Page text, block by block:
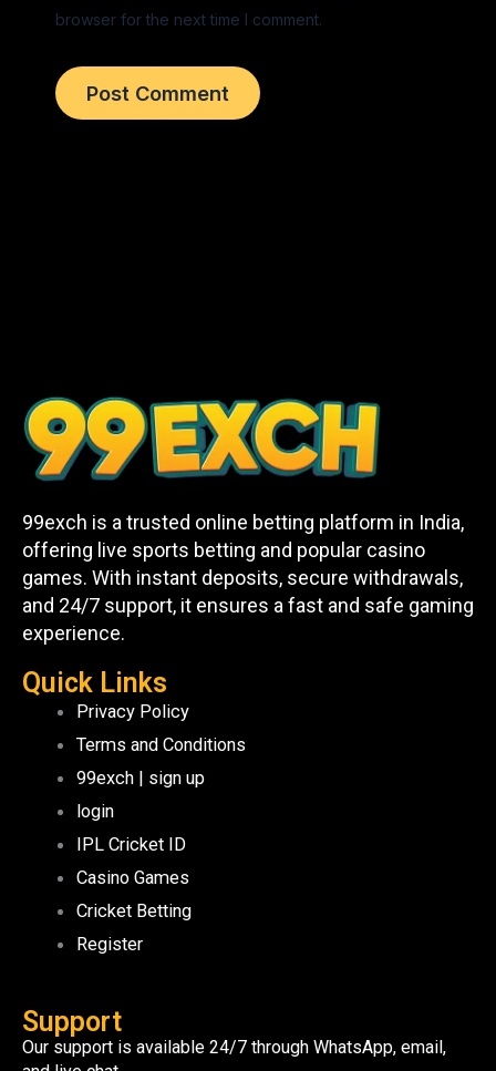
browser for the next time I comment.
99exch is a trusted online betting platform in India,
offering live sports betting and popular casino
games. With instant deposits, secure withdrawals,
and 24/7 support, it ensures a fast and safe gaming
experience.
Quick Links
Privacy Policy
Terms and Conditions
99exch | sign up
login
IPL Cricket ID
Casino Games
Cricket Betting
Register
Support
Our support is available 24/7 through WhatsApp, email,